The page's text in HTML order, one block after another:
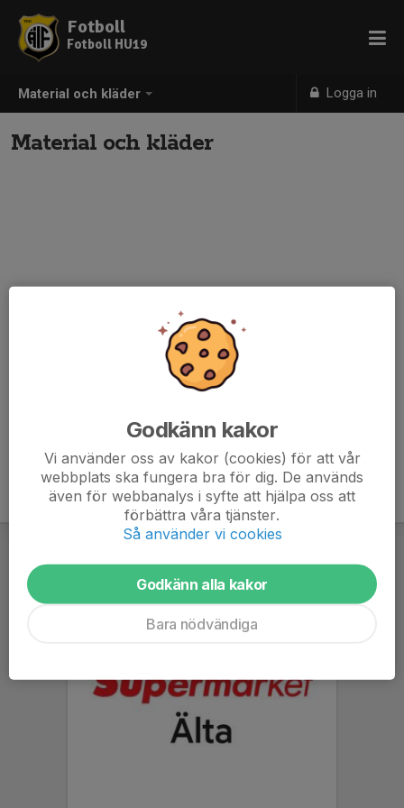
Material och kläder Logga in
Fotboll
Fotboll HU19
Material och kläder
Godkänn kakor
Vi använder oss av kakor (cookies) för att vår
webbplats ska fungera bra för dig. De används
även för webbanalys i syfte att hjälpa oss att
förbättra våra tjänster.
Så använder vi cookies
Godkänn alla kakor
Bara nödvändiga